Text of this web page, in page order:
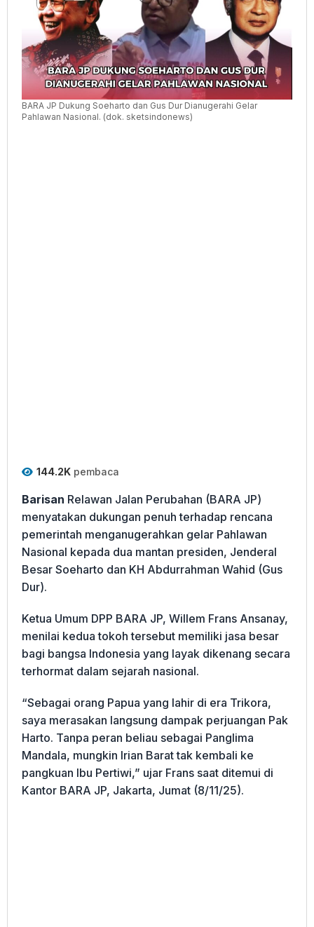
BARA JP Dukung Soeharto dan Gus Dur Dianugerahi Gelar
Pahlawan Nasional. (dok. sketsindonews)
144.2K pembaca
Barisan Relawan Jalan Perubahan (BARA JP)
menyatakan dukungan penuh terhadap rencana
pemerintah menganugerahkan gelar Pahlawan
Nasional kepada dua mantan presiden, Jenderal
Besar Soeharto dan KH Abdurrahman Wahid (Gus
Dur).
Ketua Umum DPP BARA JP, Willem Frans Ansanay,
menilai kedua tokoh tersebut memiliki jasa besar
bagi bangsa Indonesia yang layak dikenang secara
terhormat dalam sejarah nasional.
“Sebagai orang Papua yang lahir di era Trikora,
saya merasakan langsung dampak perjuangan Pak
Harto. Tanpa peran beliau sebagai Panglima
Mandala, mungkin Irian Barat tak kembali ke
pangkuan Ibu Pertiwi,” ujar Frans saat ditemui di
Kantor BARA JP, Jakarta, Jumat (8/11/25).